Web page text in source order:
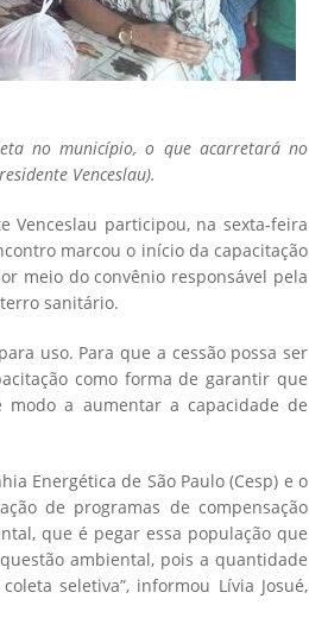
no município, o que acarretará no
Venceslau).
Venceslau participou, na sexta-feira
marcou o início da capacitação
meio do convênio responsável pela
sanitário.
uso. Para que a cessão possa ser
como forma de garantir que
a aumentar a capacidade de
Energética de São Paulo (Cesp) e o
de programas de compensação
que é pegar essa população que
ambiental, pois a quantidade
seletiva”, informou Lívia Josué,